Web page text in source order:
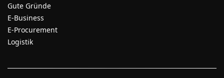
Gute Gründe
E-Business
E-Procurement
Logistik